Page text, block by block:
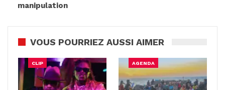
manipulation
VOUS POURRIEZ AUSSI AIMER
CLIP AGENDA